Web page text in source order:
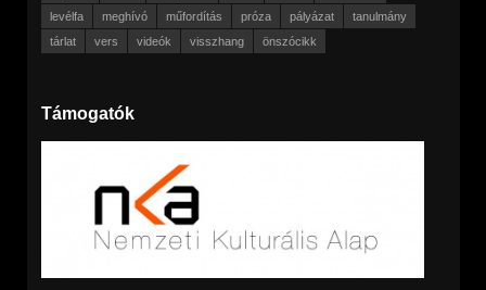
levélfa
meghívó műfordítás próza pályázat
tanulmány
tárlat
vers videók visszhang önszócikk
Támogatók